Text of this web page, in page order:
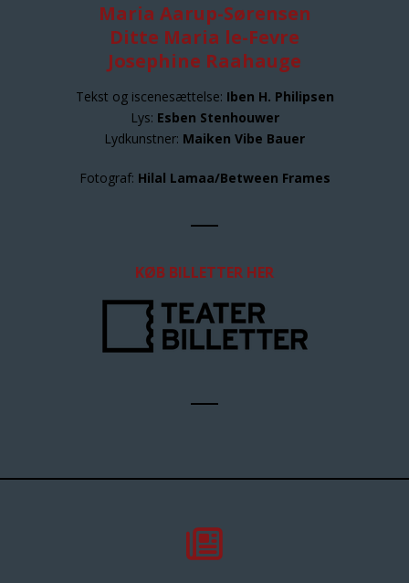
Maria Aarup-Sørensen
Ditte Maria le-Fevre
Josephine Raahauge
Tekst og iscenesættelse: Iben H. Philipsen
Lys: Esben Stenhouwer
Lydkunstner: Maiken Vibe Bauer
Fotograf: Hilal Lamaa/Between Frames
KØB BILLETTER HER